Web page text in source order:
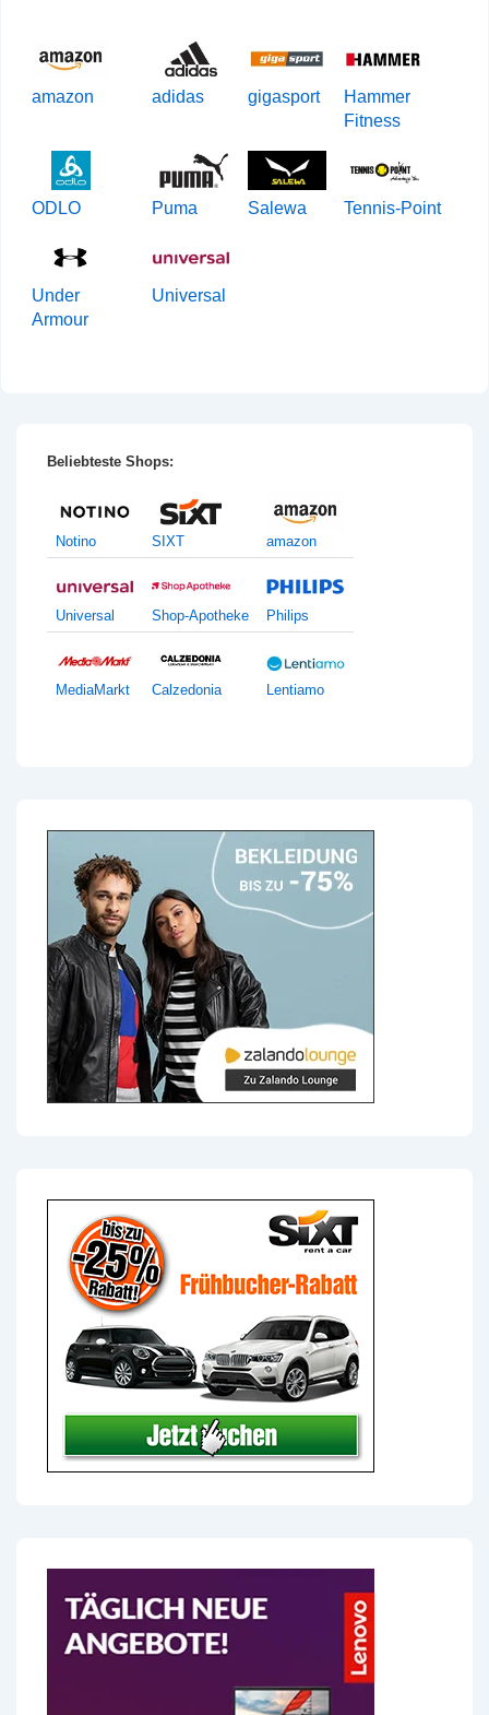
amazon adidas gigasport
Hammer
Fitness
ODLO Puma Salewa Tennis-Point
Under
Armour
Universal
Beliebteste Shops:
Notino
Universal
MediaMarkt
SIXT
Shop-Apotheke
Calzedonia
amazon
Philips
Lentiamo